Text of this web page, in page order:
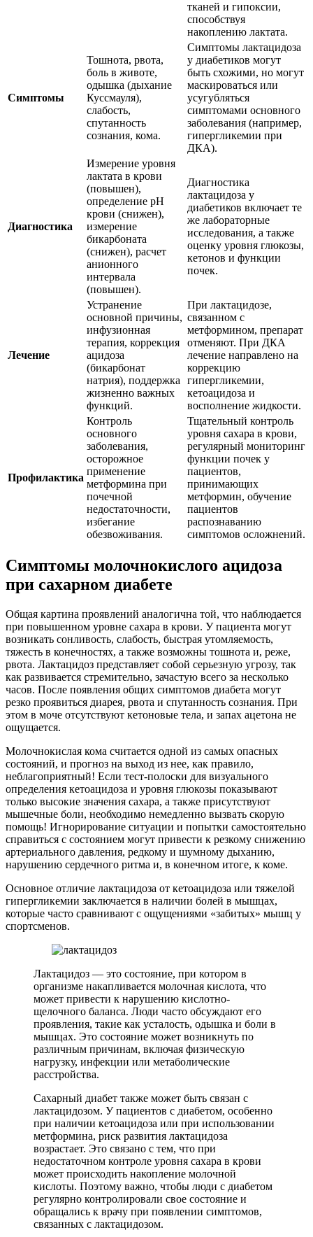
тканей и гипоксии,
способствуя
накоплению лактата.
Симптомы
Тошнота, рвота,
боль в животе,
одышка (дыхание
Куссмауля),
слабость,
спутанность
сознания, кома.
Симптомы лактацидоза
у диабетиков могут
быть схожими, но могут
маскироваться или
усугубляться
симптомами основного
заболевания (например,
гипергликемии при
ДКА).
Диагностика
Измерение уровня
лактата в крови
(повышен),
определение pH
крови (снижен),
измерение
бикарбоната
(снижен), расчет
анионного
интервала
(повышен).
Диагностика
лактацидоза у
диабетиков включает те
же лабораторные
исследования, а также
оценку уровня глюкозы,
кетонов и функции
почек.
Лечение
Устранение
основной причины,
инфузионная
терапия, коррекция
ацидоза
(бикарбонат
натрия), поддержка
жизненно важных
функций.
При лактацидозе,
связанном с
метформином, препарат
отменяют. При ДКА
лечение направлено на
коррекцию
гипергликемии,
кетоацидоза и
восполнение жидкости.
Профилактика
Контроль
основного
заболевания,
осторожное
применение
метформина при
почечной
недостаточности,
избегание
обезвоживания.
Тщательный контроль
уровня сахара в крови,
регулярный мониторинг
функции почек у
пациентов,
принимающих
метформин, обучение
пациентов
распознаванию
симптомов осложнений.
Симптомы молочнокислого ацидоза
при сахарном диабете
Общая картина проявлений аналогична той, что наблюдается
при повышенном уровне сахара в крови. У пациента могут
возникать сонливость, слабость, быстрая утомляемость,
тяжесть в конечностях, а также возможны тошнота и, реже,
рвота. Лактацидоз представляет собой серьезную угрозу, так
как развивается стремительно, зачастую всего за несколько
часов. После появления общих симптомов диабета могут
резко проявиться диарея, рвота и спутанность сознания. При
этом в моче отсутствуют кетоновые тела, и запах ацетона не
ощущается.
Молочнокислая кома считается одной из самых опасных
состояний, и прогноз на выход из нее, как правило,
неблагоприятный! Если тест-полоски для визуального
определения кетоацидоза и уровня глюкозы показывают
только высокие значения сахара, а также присутствуют
мышечные боли, необходимо немедленно вызвать скорую
помощь! Игнорирование ситуации и попытки самостоятельно
справиться с состоянием могут привести к резкому снижению
артериального давления, редкому и шумному дыханию,
нарушению сердечного ритма и, в конечном итоге, к коме.
Основное отличие лактацидоза от кетоацидоза или тяжелой
гипергликемии заключается в наличии болей в мышцах,
которые часто сравнивают с ощущениями «забитых» мышц у
спортсменов.
Лактацидоз — это состояние, при котором в
организме накапливается молочная кислота, что
может привести к нарушению кислотно-
щелочного баланса. Люди часто обсуждают его
проявления, такие как усталость, одышка и боли в
мышцах. Это состояние может возникнуть по
различным причинам, включая физическую
нагрузку, инфекции или метаболические
расстройства.
Сахарный диабет также может быть связан с
лактацидозом. У пациентов с диабетом, особенно
при наличии кетоацидоза или при использовании
метформина, риск развития лактацидоза
возрастает. Это связано с тем, что при
недостаточном контроле уровня сахара в крови
может происходить накопление молочной
кислоты. Поэтому важно, чтобы люди с диабетом
регулярно контролировали свое состояние и
обращались к врачу при появлении симптомов,
связанных с лактацидозом.